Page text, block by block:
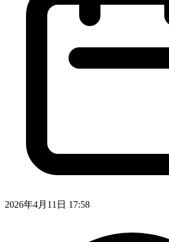
2026年4月11日 17:58